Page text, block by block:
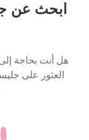
العثور على